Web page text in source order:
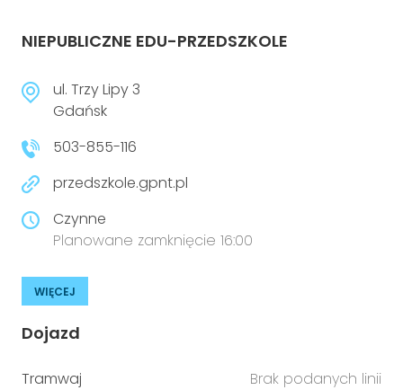
NIEPUBLICZNE EDU-PRZEDSZKOLE
ul. Trzy Lipy 3
Gdańsk
503-855-116
przedszkole.gpnt.pl
Czynne
Planowane zamknięcie 16:00
WIĘCEJ
Dojazd
Tramwaj
Brak podanych linii